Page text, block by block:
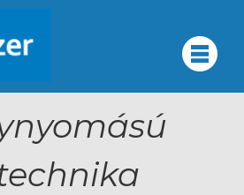
#
Minőségirányítás
Cégcsoportunk